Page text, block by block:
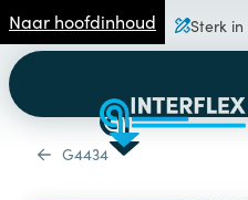
Naar hoofdinhoud Sterk in
G4434